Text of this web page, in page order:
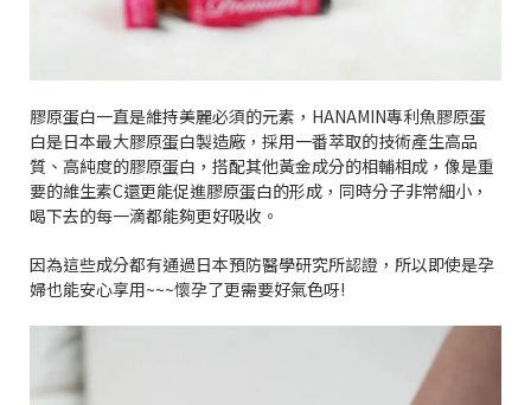
膠原蛋白一直是維持美麗必須的元素， HANAMIN專利魚膠原蛋
白是日本最大膠原蛋白製造廠，採用一番萃取的技術產生高品
質、高純度的膠原蛋白，搭配其他黃金成分的相輔相成，像是重
要的維生素C還更能促進膠原蛋白的形成，同時分子非常細小，
喝下去的每一滴都能夠更好吸收。
因為這些成分都有通過日本預防醫學研究所認證，所以即使是孕
婦也能安心享用~~~懷孕了更需要好氣色呀!